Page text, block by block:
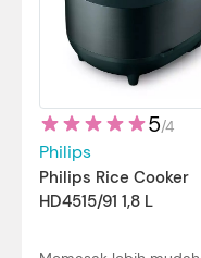
5/4
Philips
Philips Rice Cooker
HD4515/91 1,8 L